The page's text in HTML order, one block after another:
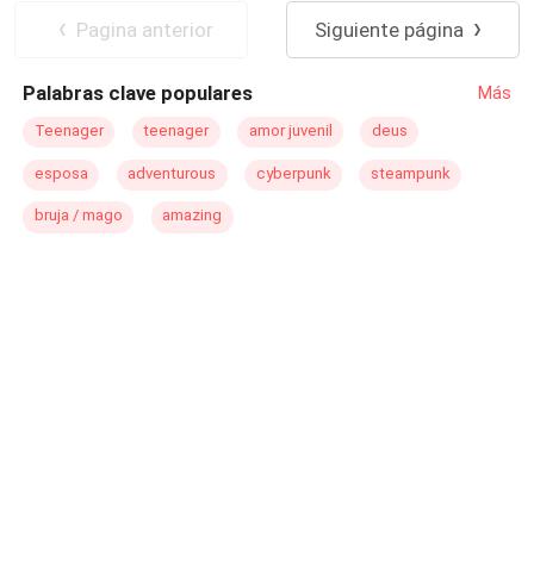
Pagina anterior Siguiente página
Palabras clave populares Más
Teenager teenager amor juvenil deus
esposa adventurous cyberpunk steampunk
bruja / mago amazing